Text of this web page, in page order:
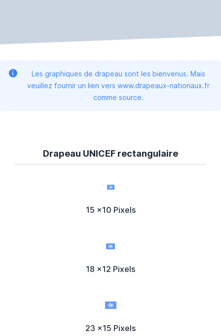
Les graphiques de drapeau sont les bienvenus. Mais
veuillez fournir un lien vers www.drapeaux-nationaux.fr
comme source.
Drapeau UNICEF rectangulaire
15 x10 Pixels
18 x12 Pixels
23 x15 Pixels